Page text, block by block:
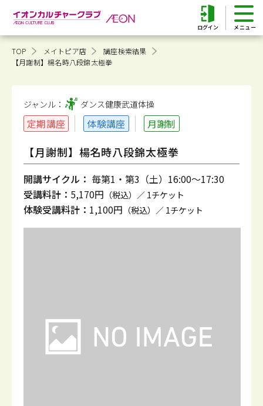
ログイン
TOP メイトピア店
講座検索結果
【月謝制】楊名時八段錦太極拳
ジャンル： ダンス健康武道体操
定期講座 体験講座 月謝制
【月謝制】楊名時八段錦太極拳
開講サイクル： 毎第1・第3（土）16:00～17:30
受講料計： 5,170円 （税込）／ 1チケット
体験受講料計： 1,100円 （税込）／ 1チケット